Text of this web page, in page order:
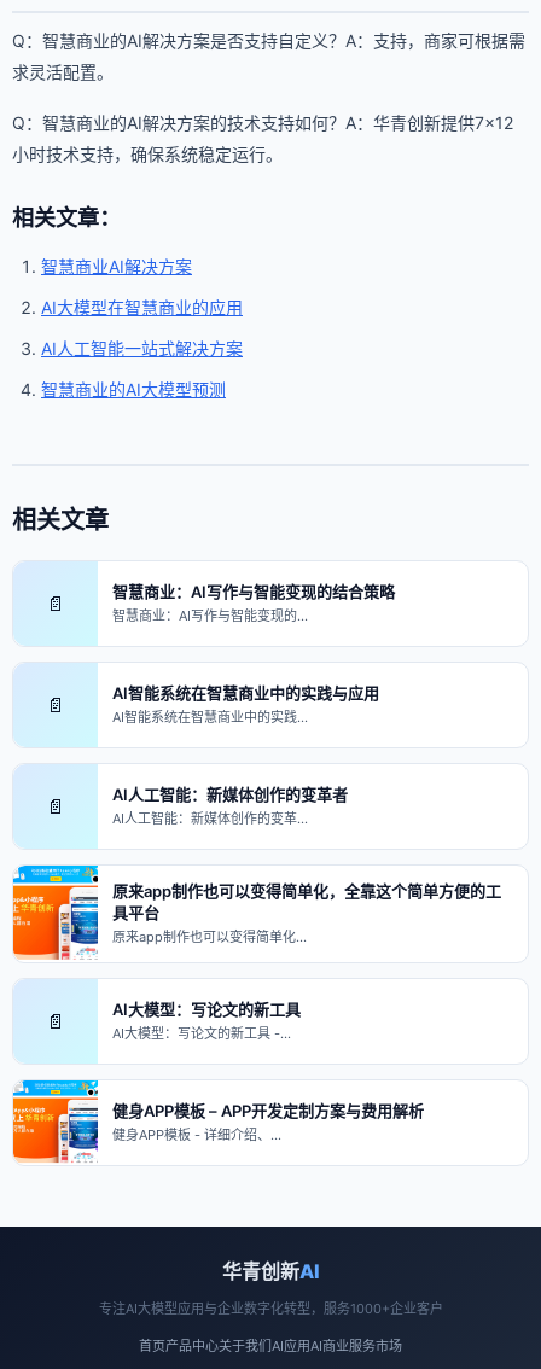
Q：智慧商业的AI解决方案是否支持自定义？A：支持，商家可根据需
求灵活配置。
Q：智慧商业的AI解决方案的技术支持如何？A：华青创新提供7×12
小时技术支持，确保系统稳定运行。
相关文章：
智慧商业AI解决方案
AI大模型在智慧商业的应用
AI人工智能一站式解决方案
智慧商业的AI大模型预测
相关文章
📄 智慧商业：AI写作与智能变现的结合策略
智慧商业：AI写作与智能变现的…
📄 AI智能系统在智慧商业中的实践与应用
AI智能系统在智慧商业中的实践…
📄 AI人工智能：新媒体创作的变革者
AI人工智能：新媒体创作的变革…
原来app制作也可以变得简单化，全靠这个简单方便的工
具平台
原来app制作也可以变得简单化…
📄 AI大模型：写论文的新工具
AI大模型：写论文的新工具 -…
健身APP模板 – APP开发定制方案与费用解析
健身APP模板 - 详细介绍、…
华青创新AI
专注AI大模型应用与企业数字化转型，服务1000+企业客户
首页产品中心关于我们 AI应用AI商业服务市场